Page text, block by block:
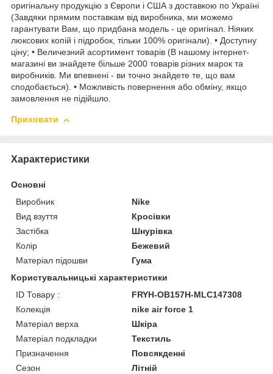
оригінальну продукцію з Європи і США з доставкою по Україні
(Завдяки прямим поставкам від виробника, ми можемо
гарантувати Вам, що придбана модель - це оригінал. Ніяких
люксових копій і підробок, тільки 100% оригінали). • Доступну
ціну; • Величезний асортимент товарів (В нашому інтернет-
магазині ви знайдете більше 2000 товарів різних марок та
виробників. Ми впевнені - ви точно знайдете те, що вам
сподобається). • Можливість повернення або обміну, якщо
замовлення не підійшло.
Приховати
Характеристики
Основні
Виробник
Nike
Вид взуття
Кросівки
Застібка
Шнурівка
Колір
Бежевий
Матеріал підошви
Гума
Користувальницькі характеристики
ID Товару :
FRYH-OB157H-MLC147308
Колекція
nike air force 1
Матеріал верха
Шкіра
Матеріал подкладки
Текстиль
Призначення
Повсякденні
Сезон
Літній